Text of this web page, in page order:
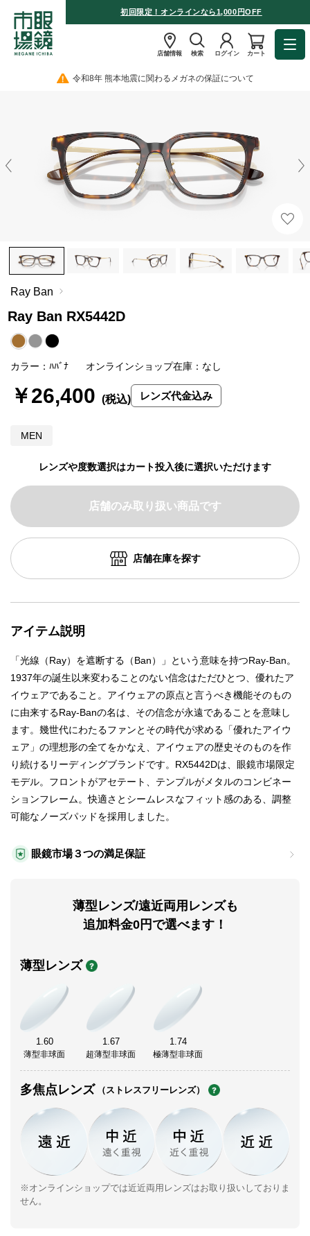
初回限定！オンラインなら1,000円OFF
店舗情報 検索 ログイン カート
令和8年 熊本地震に関わるメガネの保証について
Ray Ban
Ray Ban RX5442D
MEN
カラー：ﾊﾊﾞﾅ オンラインショップ在庫：なし
レンズや度数選択はカート投入後に選択いただけます
￥26,400 レンズ代金込み
眼鏡市場３つの満足保証
薄型レンズ/遠近両用レンズも
追加料金0円で選べます！
薄型レンズ
1.60
薄型非球面
1.67
超薄型非球面
1.74
極薄型非球面
多焦点レンズ （ストレスフリーレンズ）
※オンラインショップでは近近両用レンズはお取り扱いしておりま
せん。
店舗のみ取り扱い商品です
店舗在庫を探す
アイテム説明
「光線（Ray）を遮断する（Ban）」という意味を持つRay-Ban。
1937年の誕生以来変わることのない信念はただひとつ、優れたア
イウェアであること。アイウェアの原点と言うべき機能そのもの
に由来するRay-Banの名は、その信念が永遠であることを意味し
ます。幾世代にわたるファンとその時代が求める「優れたアイウ
ェア」の理想形の全てをかなえ、アイウェアの歴史そのものを作
り続けるリーディングブランドです。RX5442Dは、眼鏡市場限定
モデル。フロントがアセテート、テンプルがメタルのコンビネー
ションフレーム。快適さとシームレスなフィット感のある、調整
可能なノーズパッドを採用しました。